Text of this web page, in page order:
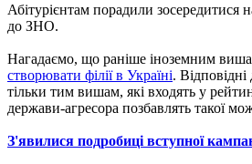
Абітурієнтам порадили зосередитися
до ЗНО.
Нагадаємо, що раніше іноземним
створювати філії в Україні.
тільки тим вишам, які входять у
держави-агресора позбавлять такої
З'явилися подробиці вступної